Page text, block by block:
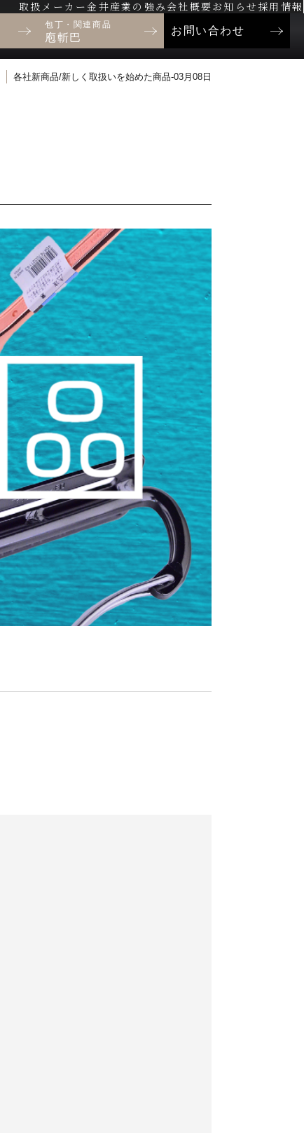
取扱メーカー金井産業の強み 会社概要お知らせ 採用情報
包丁・関連商品
庖斬巴
お問い合わせ
各社新商品/新しく取扱いを始めた商品-03月08日